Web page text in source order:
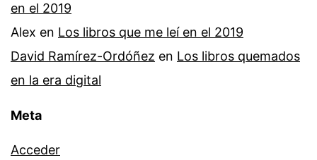
en el 2019
Alex en Los libros que me leí en el 2019
David Ramírez-Ordóñez en Los libros quemados
en la era digital
Meta
Acceder